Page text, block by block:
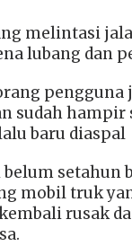
melintasi
lubang dan
pengguna
sudah
baru diaspal
belum setahun
mobil truk
rusak